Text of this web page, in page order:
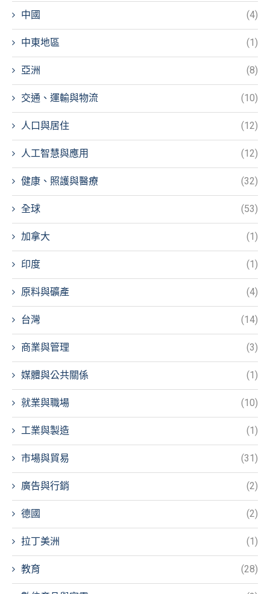
中國 (4)
中東地區 (1)
亞洲 (8)
交通、運輸與物流 (10)
人口與居住 (12)
人工智慧與應用 (12)
健康、照護與醫療 (32)
全球 (53)
加拿大 (1)
印度 (1)
原料與礦產 (4)
台灣 (14)
商業與管理 (3)
媒體與公共關係 (1)
就業與職場 (10)
工業與製造 (1)
市場與貿易 (31)
廣告與行銷 (2)
德國 (2)
拉丁美洲 (1)
教育 (28)